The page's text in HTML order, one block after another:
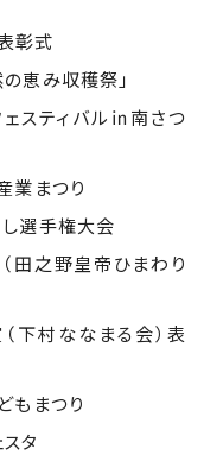
彰式
恵み収穫祭」
スティバル㏌南さつ
業まつり
選手権大会
田之野皇帝ひまわり
下村ななまる会）表
もまつり
タ